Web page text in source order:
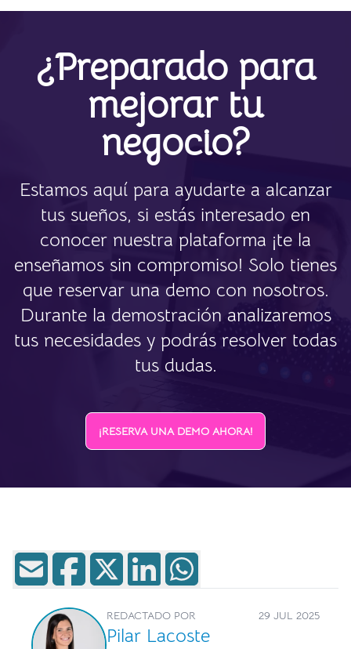
¿Preparado para
mejorar tu
negocio?
Estamos aquí para ayudarte a alcanzar
tus sueños, si estás interesado en
conocer nuestra plataforma ¡te la
enseñamos sin compromiso! Solo tienes
que reservar una demo con nosotros.
Durante la demostración analizaremos
tus necesidades y podrás resolver todas
tus dudas.
¡RESERVA UNA DEMO AHORA!
REDACTADO POR 29 JUL 2025
Pilar Lacoste